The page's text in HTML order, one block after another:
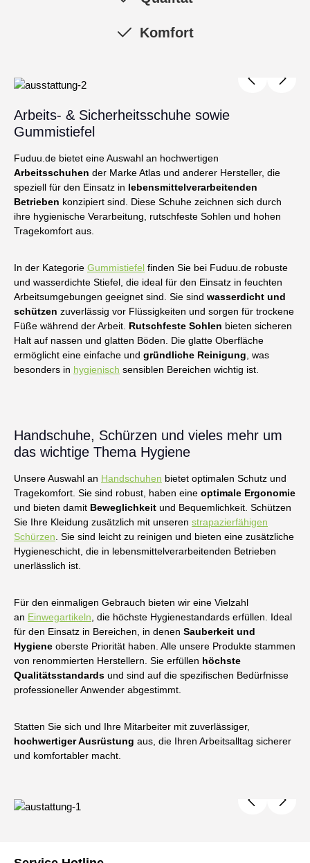
Komfort
Bildergalerie überspringen
Arbeits- & Sicherheitsschuhe sowie
Gummistiefel
Fuduu.de bietet eine Auswahl an hochwertigen
Arbeitsschuhen der Marke Atlas und anderer Hersteller, die
speziell für den Einsatz in lebensmittelverarbeitenden
Betrieben konzipiert sind. Diese Schuhe zeichnen sich durch
ihre hygienische Verarbeitung, rutschfeste Sohlen und hohen
Tragekomfort aus.​
In der Kategorie Gummistiefel finden Sie bei Fuduu.de robuste
und wasserdichte Stiefel, die ideal für den Einsatz in feuchten
Arbeitsumgebungen geeignet sind. Sie sind wasserdicht und
schützen zuverlässig vor Flüssigkeiten und sorgen für trockene
Füße während der Arbeit. Rutschfeste Sohlen bieten sicheren
Halt auf nassen und glatten Böden.​ Die glatte Oberfläche
ermöglicht eine einfache und gründliche Reinigung , was
besonders in hygienisch sensiblen Bereichen wichtig ist.
Handschuhe, Schürzen und vieles mehr um
das wichtige Thema Hygiene
Unsere Auswahl an Handschuhen bietet optimalen Schutz und
Tragekomfort. Sie sind robust, haben eine optimale Ergonomie
und bieten damit Beweglichkeit und Bequemlichkeit. Schützen
Sie Ihre Kleidung zusätzlich mit unseren strapazierfähigen
Schürzen . Sie sind leicht zu reinigen und bieten eine zusätzliche
Hygieneschicht, die in lebensmittelverarbeitenden Betrieben
unerlässlich ist.
Für den einmaligen Gebrauch bieten wir eine Vielzahl
an Einwegartikeln , die höchste Hygienestandards erfüllen. Ideal
für den Einsatz in Bereichen, in denen Sauberkeit und
Hygiene oberste Priorität haben.​ Alle unsere Produkte stammen
von renommierten Herstellern. Sie erfüllen höchste
Qualitätsstandards und sind auf die spezifischen Bedürfnisse
professioneller Anwender abgestimmt.​
Statten Sie sich und Ihre Mitarbeiter mit zuverlässiger,
hochwertiger Ausrüstung aus, die Ihren Arbeitsalltag sicherer
und komfortabler macht.
Bildergalerie überspringen